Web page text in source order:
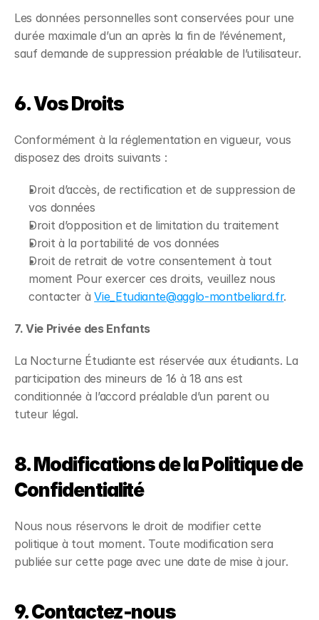
Les données personnelles sont conservées pour une
durée maximale d’un an après la fin de l’événement,
sauf demande de suppression préalable de l’utilisateur.
6. Vos Droits
Conformément à la réglementation en vigueur, vous
disposez des droits suivants :
Droit d’accès, de rectification et de suppression de
vos données
Droit d’opposition et de limitation du traitement
Droit à la portabilité de vos données
Droit de retrait de votre consentement à tout
moment Pour exercer ces droits, veuillez nous
contacter àVie_Etudiante@agglo-montbeliard.fr.
7. Vie Privée des Enfants
La Nocturne Étudiante est réservée aux étudiants. La
participation des mineurs de 16 à 18 ans est
conditionnée à l’accord préalable d’un parent ou
tuteur légal.
8. Modifications de la Politique de
Confidentialité
Nous nous réservons le droit de modifier cette
politique à tout moment. Toute modification sera
publiée sur cette page avec une date de mise à jour.
9. Contactez-nous